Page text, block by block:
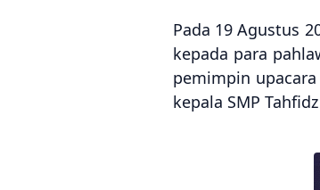
Pada 19 Agustus
kepada para
pemimpin
kepala SMP